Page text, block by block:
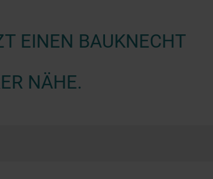
EINEN BAUKNECHT
NÄHE.